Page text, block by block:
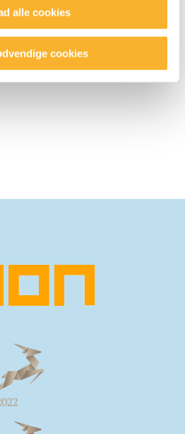
alle cookies
cookies